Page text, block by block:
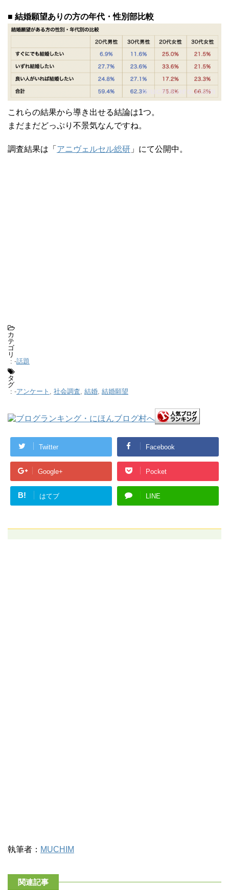
■ 結婚願望ありの方の年代・性別部比較
これらの結果から導き出せる結論は1つ。
まだまだどっぷり不景気なんですね。
調査結果は「 アニヴェルセル総研 」にて公開中。
カ
テ
ゴ
リ
: -話題
タ
グ
: -アンケート , 社会調査, 結婚, 結婚願望
Twitter Facebook
Google+ Pocket
B! はてブ LINE
執筆者： MUCHIM
関連記事